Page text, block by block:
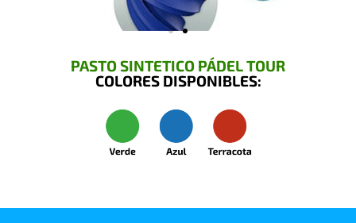
PASTO SINTETICO PÁDEL TOUR
COLORES DISPONIBLES: